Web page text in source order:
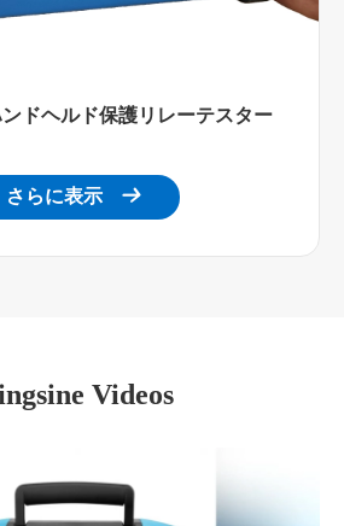
ドヘルド保護リレーテスター
さらに表示 
Videos